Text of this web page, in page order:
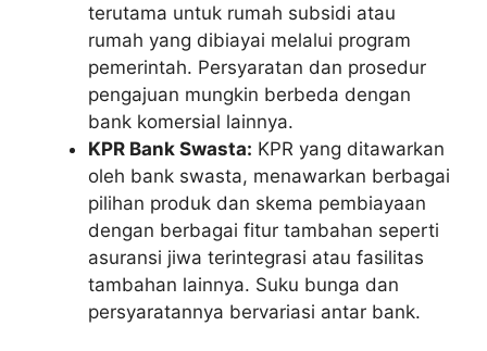
terutama untuk rumah subsidi atau
rumah yang dibiayai melalui program
pemerintah. Persyaratan dan prosedur
pengajuan mungkin berbeda dengan
bank komersial lainnya.
KPR Bank Swasta: KPR yang ditawarkan
oleh bank swasta, menawarkan berbagai
pilihan produk dan skema pembiayaan
dengan berbagai fitur tambahan seperti
asuransi jiwa terintegrasi atau fasilitas
tambahan lainnya. Suku bunga dan
persyaratannya bervariasi antar bank.